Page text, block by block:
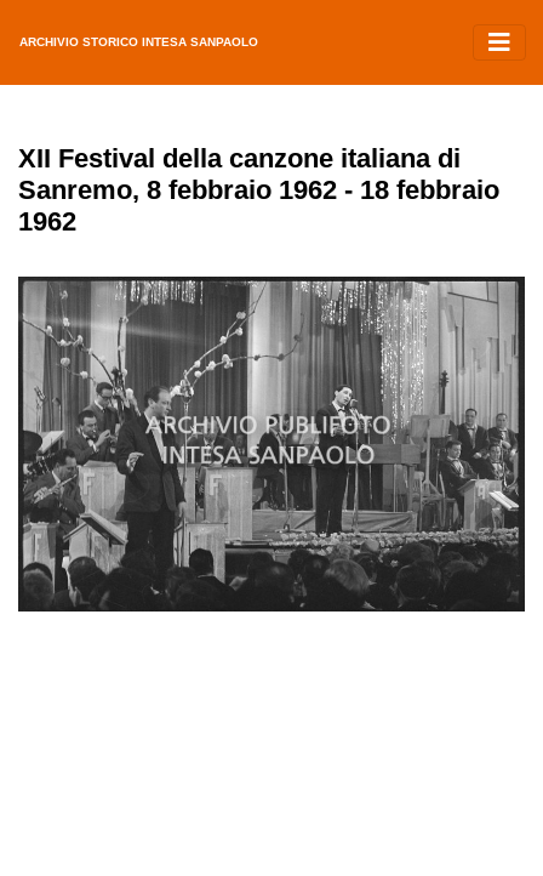
ARCHIVIO STORICO INTESA SANPAOLO
XII Festival della canzone italiana di
Sanremo, 8 febbraio 1962 - 18 febbraio
1962